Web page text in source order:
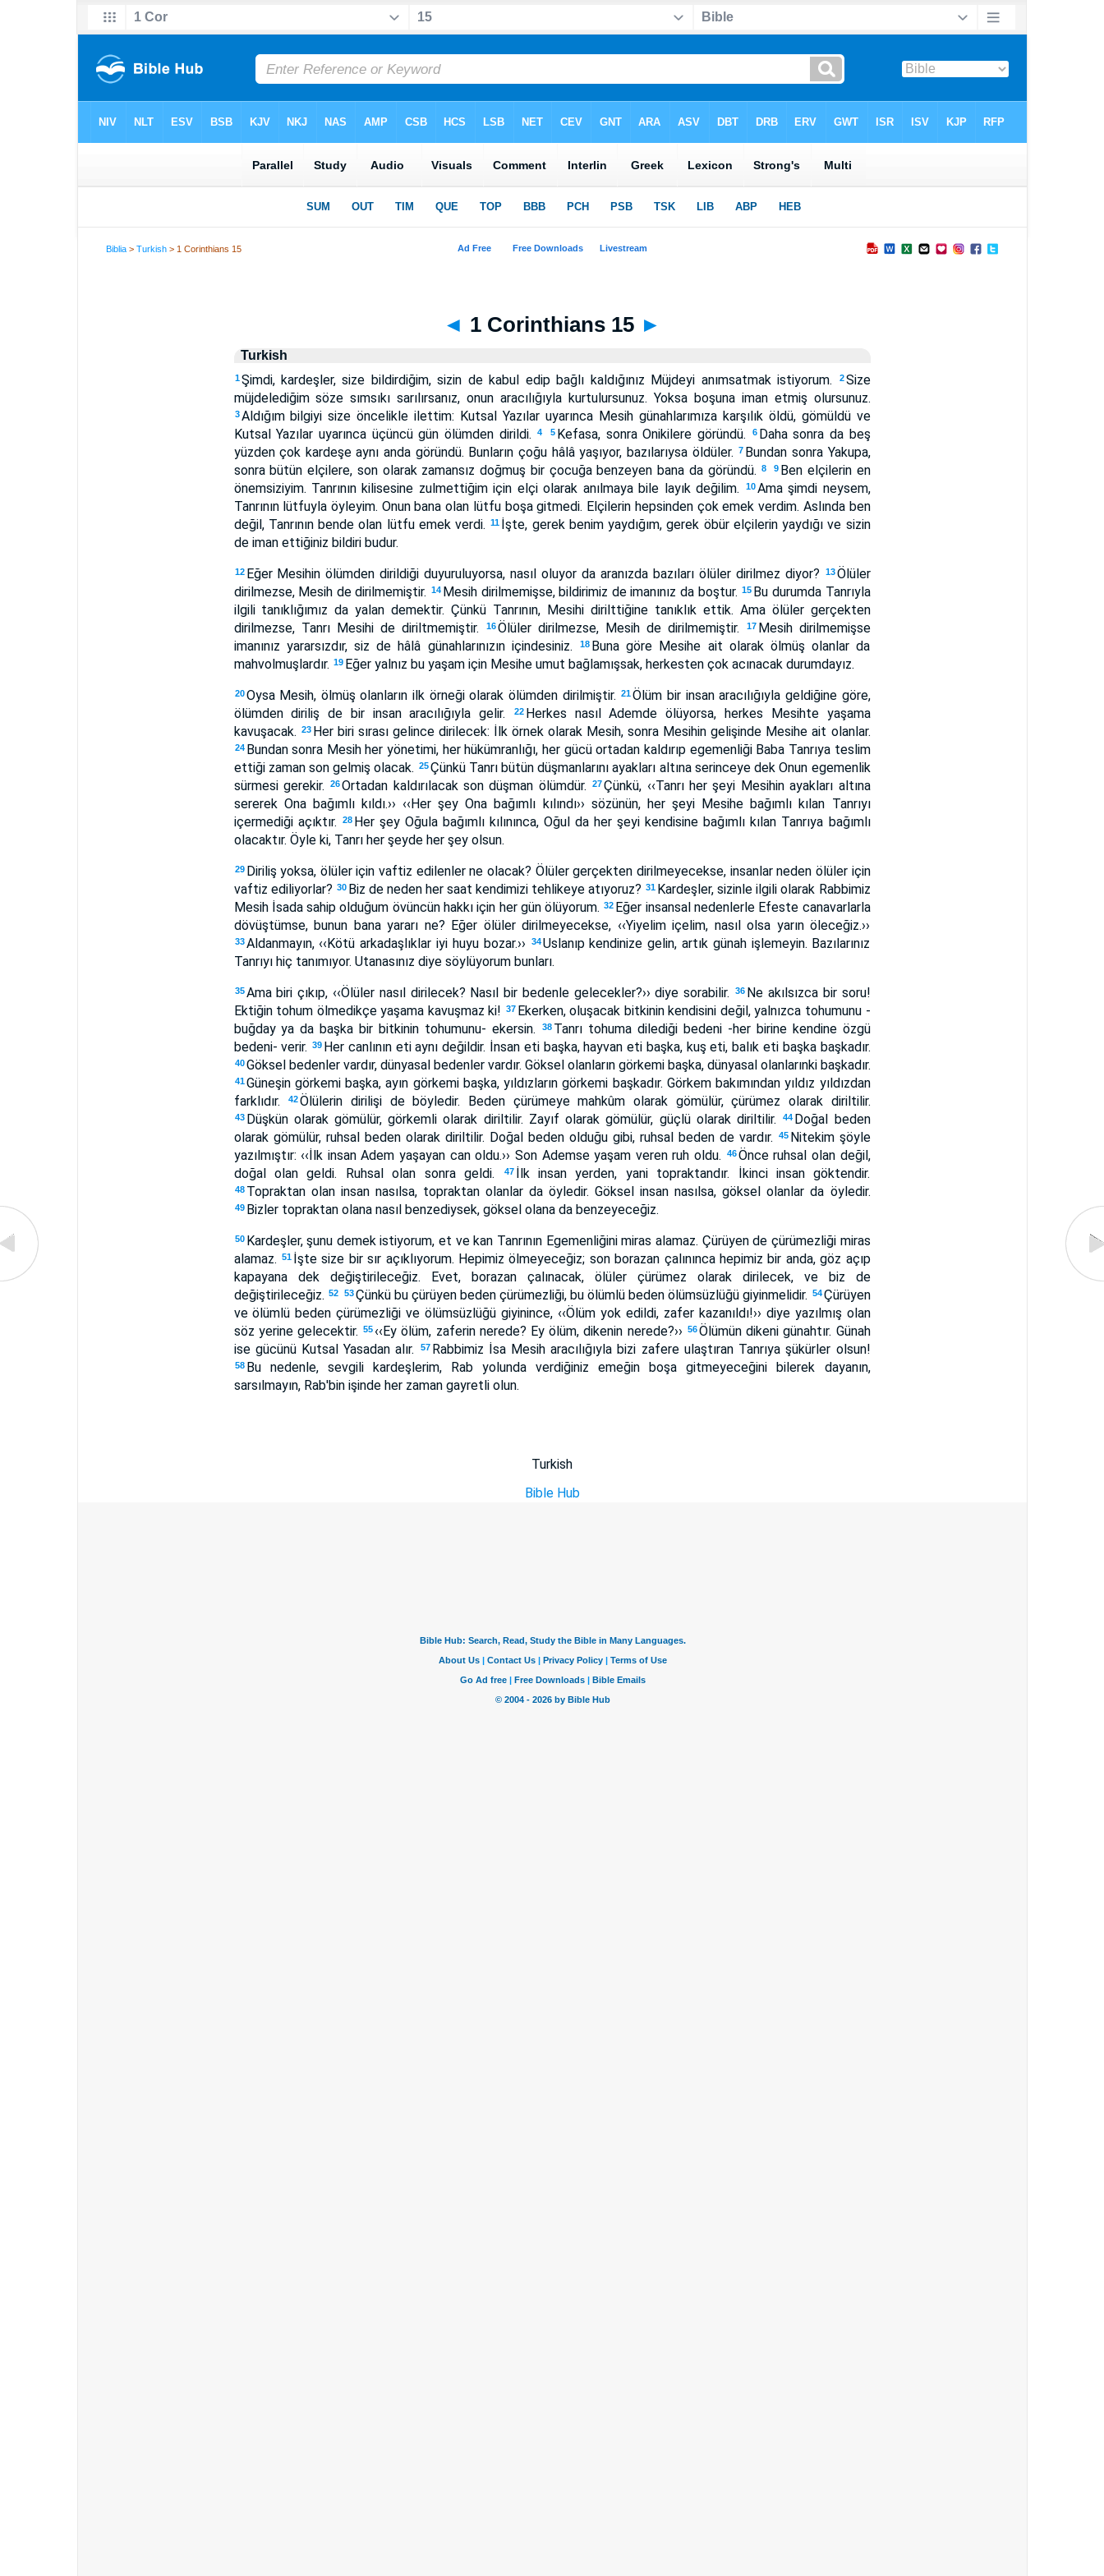
Biblia >Turkish > 1 Corinthians 15
◄ 1 Corinthians 15 ►
Turkish
1 Şimdi, kardeşler, size bildirdiğim, sizin de kabul edip bağlı kaldığınız Müjdeyi anımsatmak istiyorum. 2 Size
müjdelediğim söze sımsıkı sarılırsanız, onun aracılığıyla kurtulursunuz. Yoksa boşuna iman etmiş olursunuz.
3 Aldığım bilgiyi size öncelikle ilettim: Kutsal Yazılar uyarınca Mesih günahlarımıza karşılık öldü, gömüldü ve
Kutsal Yazılar uyarınca üçüncü gün ölümden dirildi.
4 5 Kefasa, sonra Onikilere göründü. 6 Daha sonra da beş
yüzden çok kardeşe aynı anda göründü. Bunların çoğu hâlâ yaşıyor, bazılarıysa öldüler.
7 Bundan sonra Yakupa,
sonra bütün elçilere, son olarak zamansız doğmuş bir çocuğa benzeyen bana da göründü.
8 9 Ben elçilerin en
önemsiziyim. Tanrının kilisesine zulmettiğim için elçi olarak anılmaya bile layık değilim.
10 Ama şimdi neysem,
Tanrının lütfuyla öyleyim. Onun bana olan lütfu boşa gitmedi. Elçilerin hepsinden çok emek verdim. Aslında ben
değil, Tanrının bende olan lütfu emek verdi.
11 İşte, gerek benim yaydığım, gerek öbür elçilerin yaydığı ve sizin
de iman ettiğiniz bildiri budur.
12 Eğer Mesihin ölümden dirildiği duyuruluyorsa, nasıl oluyor da aranızda bazıları ölüler dirilmez diyor? 13 Ölüler
dirilmezse, Mesih de dirilmemiştir. 14 Mesih dirilmemişse, bildirimiz de imanınız da boştur. 15 Bu durumda Tanrıyla
ilgili tanıklığımız da yalan demektir. Çünkü Tanrının, Mesihi dirilttiğine tanıklık ettik. Ama ölüler gerçekten
dirilmezse, Tanrı Mesihi de diriltmemiştir.
16 Ölüler dirilmezse, Mesih de dirilmemiştir. 17 Mesih dirilmemişse
imanınız yararsızdır, siz de hâlâ günahlarınızın içindesiniz.
18 Buna göre Mesihe ait olarak ölmüş olanlar da
mahvolmuşlardır. 19 Eğer yalnız bu yaşam için Mesihe umut bağlamışsak, herkesten çok acınacak durumdayız.
20 Oysa Mesih, ölmüş olanların ilk örneği olarak ölümden dirilmiştir. 21Ölüm bir insan aracılığıyla geldiğine göre,
ölümden diriliş de bir insan aracılığıyla gelir.
22 Herkes nasıl Ademde ölüyorsa, herkes Mesihte yaşama
kavuşacak. 23 Her biri sırası gelince dirilecek: İlk örnek olarak Mesih, sonra Mesihin gelişinde Mesihe ait olanlar.
24 Bundan sonra Mesih her yönetimi, her hükümranlığı, her gücü ortadan kaldırıp egemenliği Baba Tanrıya teslim
ettiği zaman son gelmiş olacak. 25 Çünkü Tanrı bütün düşmanlarını ayakları altına serinceye dek Onun egemenlik
sürmesi gerekir.
26Ortadan kaldırılacak son düşman ölümdür. 27Çünkü, ‹‹Tanrı her şeyi Mesihin ayakları altına
sererek Ona bağımlı kıldı.›› ‹‹Her şey Ona bağımlı kılındı›› sözünün, her şeyi Mesihe bağımlı kılan Tanrıyı
içermediği açıktır.
28 Her şey Oğula bağımlı kılınınca, Oğul da her şeyi kendisine bağımlı kılan Tanrıya bağımlı
olacaktır. Öyle ki, Tanrı her şeyde her şey olsun.
29 Diriliş yoksa, ölüler için vaftiz edilenler ne olacak? Ölüler gerçekten dirilmeyecekse, insanlar neden ölüler için
vaftiz ediliyorlar? 30 Biz de neden her saat kendimizi tehlikeye atıyoruz? 31 Kardeşler, sizinle ilgili olarak Rabbimiz
Mesih İsada sahip olduğum övüncün hakkı için her gün ölüyorum. 32 Eğer insansal nedenlerle Efeste canavarlarla
dövüştümse, bunun bana yararı ne? Eğer ölüler dirilmeyecekse, ‹‹Yiyelim içelim, nasıl olsa yarın öleceğiz.››
33 Aldanmayın, ‹‹Kötü arkadaşlıklar iyi huyu bozar.›› 34 Uslanıp kendinize gelin, artık günah işlemeyin. Bazılarınız
Tanrıyı hiç tanımıyor. Utanasınız diye söylüyorum bunları.
35 Ama biri çıkıp, ‹‹Ölüler nasıl dirilecek? Nasıl bir bedenle gelecekler?›› diye sorabilir. 36 Ne akılsızca bir soru!
Ektiğin tohum ölmedikçe yaşama kavuşmaz ki! 37 Ekerken, oluşacak bitkinin kendisini değil, yalnızca tohumunu -
buğday ya da başka bir bitkinin tohumunu- ekersin.
38 Tanrı tohuma dilediği bedeni -her birine kendine özgü
bedeni- verir. 39 Her canlının eti aynı değildir. İnsan eti başka, hayvan eti başka, kuş eti, balık eti başka başkadır.
40 Göksel bedenler vardır, dünyasal bedenler vardır. Göksel olanların görkemi başka, dünyasal olanlarınki başkadır.
41 Güneşin görkemi başka, ayın görkemi başka, yıldızların görkemi başkadır. Görkem bakımından yıldız yıldızdan
farklıdır.
42Ölülerin dirilişi de böyledir. Beden çürümeye mahkûm olarak gömülür, çürümez olarak diriltilir.
43 Düşkün olarak gömülür, görkemli olarak diriltilir. Zayıf olarak gömülür, güçlü olarak diriltilir. 44 Doğal beden
olarak gömülür, ruhsal beden olarak diriltilir. Doğal beden olduğu gibi, ruhsal beden de vardır.
45 Nitekim şöyle
yazılmıştır: ‹‹İlk insan Adem yaşayan can oldu.›› Son Ademse yaşam veren ruh oldu.
46Önce ruhsal olan değil,
doğal olan geldi. Ruhsal olan sonra geldi.
47 İlk insan yerden, yani topraktandır. İkinci insan göktendir.
48 Topraktan olan insan nasılsa, topraktan olanlar da öyledir. Göksel insan nasılsa, göksel olanlar da öyledir.
49 Bizler topraktan olana nasıl benzediysek, göksel olana da benzeyeceğiz.
50 Kardeşler, şunu demek istiyorum, et ve kan Tanrının Egemenliğini miras alamaz. Çürüyen de çürümezliği miras
alamaz. 51 İşte size bir sır açıklıyorum. Hepimiz ölmeyeceğiz; son borazan çalınınca hepimiz bir anda, göz açıp
kapayana dek değiştirileceğiz. Evet, borazan çalınacak, ölüler çürümez olarak dirilecek, ve biz de
değiştirileceğiz. 52 53Çünkü bu çürüyen beden çürümezliği, bu ölümlü beden ölümsüzlüğü giyinmelidir. 54 Çürüyen
ve ölümlü beden çürümezliği ve ölümsüzlüğü giyinince, ‹‹Ölüm yok edildi, zafer kazanıldı!›› diye yazılmış olan
söz yerine gelecektir. 55 ‹‹Ey ölüm, zaferin nerede? Ey ölüm, dikenin nerede?›› 56Ölümün dikeni günahtır. Günah
ise gücünü Kutsal Yasadan alır.
57 Rabbimiz İsa Mesih aracılığıyla bizi zafere ulaştıran Tanrıya şükürler olsun!
58 Bu nedenle, sevgili kardeşlerim, Rab yolunda verdiğiniz emeğin boşa gitmeyeceğini bilerek dayanın,
sarsılmayın, Rab'bin işinde her zaman gayretli olun.
Turkish
Bible Hub